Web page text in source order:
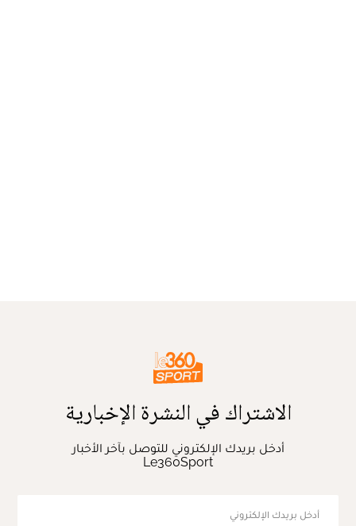
الاشتراك في النشرة الإخبارية
أدخل بريدك الإلكتروني للتوصل بآخر الأخبار
Le360Sport